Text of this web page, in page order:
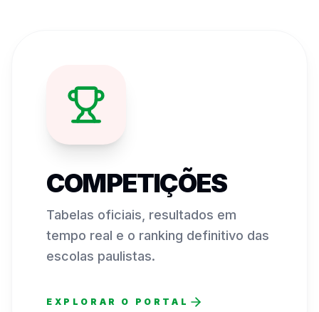
COMPETIÇÕES
Tabelas oficiais, resultados em
tempo real e o ranking definitivo das
escolas paulistas.
EXPLORAR O PORTAL